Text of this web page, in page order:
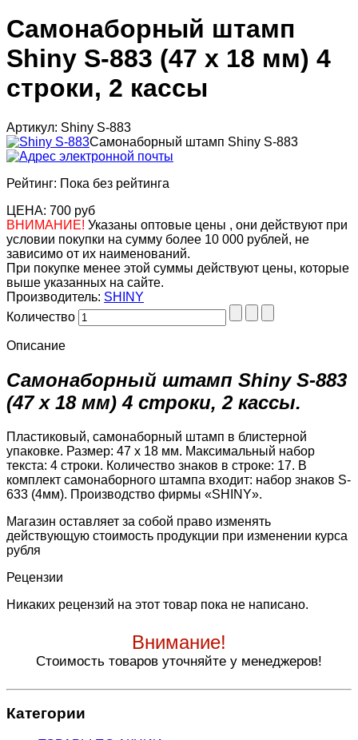
Самонаборный штамп
Shiny S-883 (47 x 18 мм) 4
строки, 2 кассы
Артикул: Shiny S-883
Самонаборный штамп Shiny S-883
Рейтинг: Пока без рейтинга
ЦЕНА: 700 руб
ВНИМАНИЕ! Указаны оптовые цены , они действуют при
условии покупки на сумму более 10 000 рублей, не
зависимо от их наименований.
При покупке менее этой суммы действуют цены, которые
выше указанных на сайте.
Производитель: SHINY
Количество
Описание
Самонаборный штамп Shiny S-883
(47 x 18 мм) 4 строки, 2 кассы.
Пластиковый, самонаборный штамп в блистерной
упаковке. Размер: 47 x 18 мм. Максимальный набор
текста: 4 строки. Количество знаков в строке: 17. В
комплект самонаборного штампа входит: набор знаков S-
633 (4мм). Производство фирмы «SHINY».
Магазин оставляет за собой право изменять
действующую стоимость продукции при изменении курса
рубля
Рецензии
Никаких рецензий на этот товар пока не написано.
Внимание!
Стоимость товаров уточняйте у менеджеров!
Категории